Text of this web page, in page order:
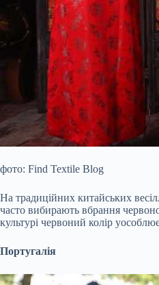
фото: Find Textile Blog
На традиційних китайських
часто вибирають вбрання
культурі червоний колір
Португалія